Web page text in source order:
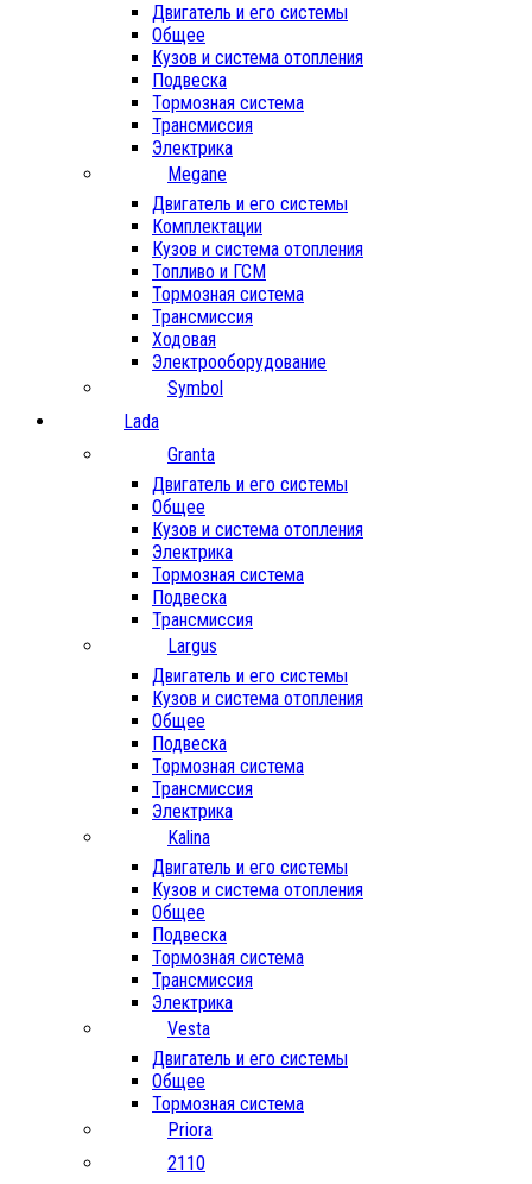
Двигатель и его системы
Общее
Кузов и система отопления
Подвеска
Тормозная система
Трансмиссия
Электрика
Megane
Двигатель и его системы
Комплектации
Кузов и система отопления
Топливо и ГСМ
Тормозная система
Трансмиссия
Ходовая
Электрооборудование
Symbol
Lada
Granta
Двигатель и его системы
Общее
Кузов и система отопления
Электрика
Тормозная система
Подвеска
Трансмиссия
Largus
Двигатель и его системы
Кузов и система отопления
Общее
Подвеска
Тормозная система
Трансмиссия
Электрика
Kalina
Двигатель и его системы
Кузов и система отопления
Общее
Подвеска
Тормозная система
Трансмиссия
Электрика
Vesta
Двигатель и его системы
Общее
Тормозная система
Priora
2110